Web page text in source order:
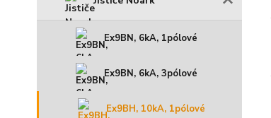
Ex9BN, 6kA, 1pólové
Ex9BN, 6kA, 3pólové
Ex9BH, 10kA, 1pólové